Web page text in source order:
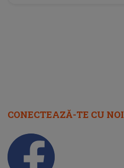
CONECTEAZĂ-TE CU NOI